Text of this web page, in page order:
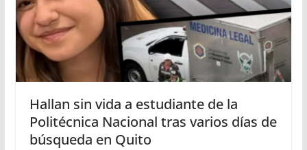
Hallan sin vida a estudiante de la
Politécnica Nacional tras varios días de
búsqueda en Quito